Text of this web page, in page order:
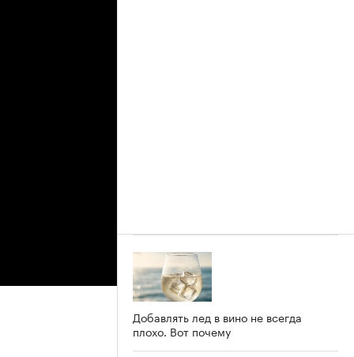
Добавлять лед в вино не всегда
плохо. Вот почему